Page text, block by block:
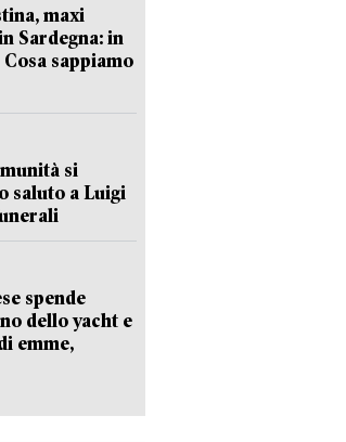
maxi
Sardegna: in
sappiamo
si
saluto a Luigi
spende
dello yacht e
emme,